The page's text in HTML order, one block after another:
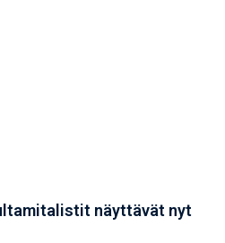
näyttävät nyt